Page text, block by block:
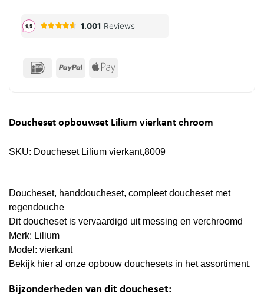
IDeal PayPal Apple
Doucheset opbouwset Lilium vierkant chroom
SKU: Doucheset Lilium vierkant,8009
Doucheset, handdoucheset, compleet doucheset met
regendouche
Dit doucheset is vervaardigd uit messing en verchroomd
Merk: Lilium
Model: vierkant
Bekijk hier al onze opbouw douchesets in het assortiment.
Bijzonderheden van dit doucheset: